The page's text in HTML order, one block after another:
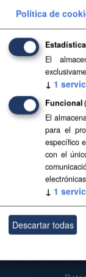
Aviso Legal
Filtrar
Base
(2004-2006)
Base
2006)
SHP
Usted también
API Docs ).
Política de
El
↓ 1
Funcional
El
para el
específico
con el
↓ 1
Descartar todas